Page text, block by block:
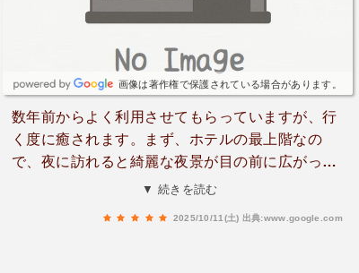
画像は著作権で保護されている場合があります。
数年前からよく利用させてもらっていますが、行
く度に癒されます。まず、ホテルの最上階なの
で、夜に訪れると綺麗な夜景が目の前に広がって
おり、ロマンチックな気分とともに美味しいお酒
▼ 続きを読む
2025/10/11(土) 出典:www.google.com